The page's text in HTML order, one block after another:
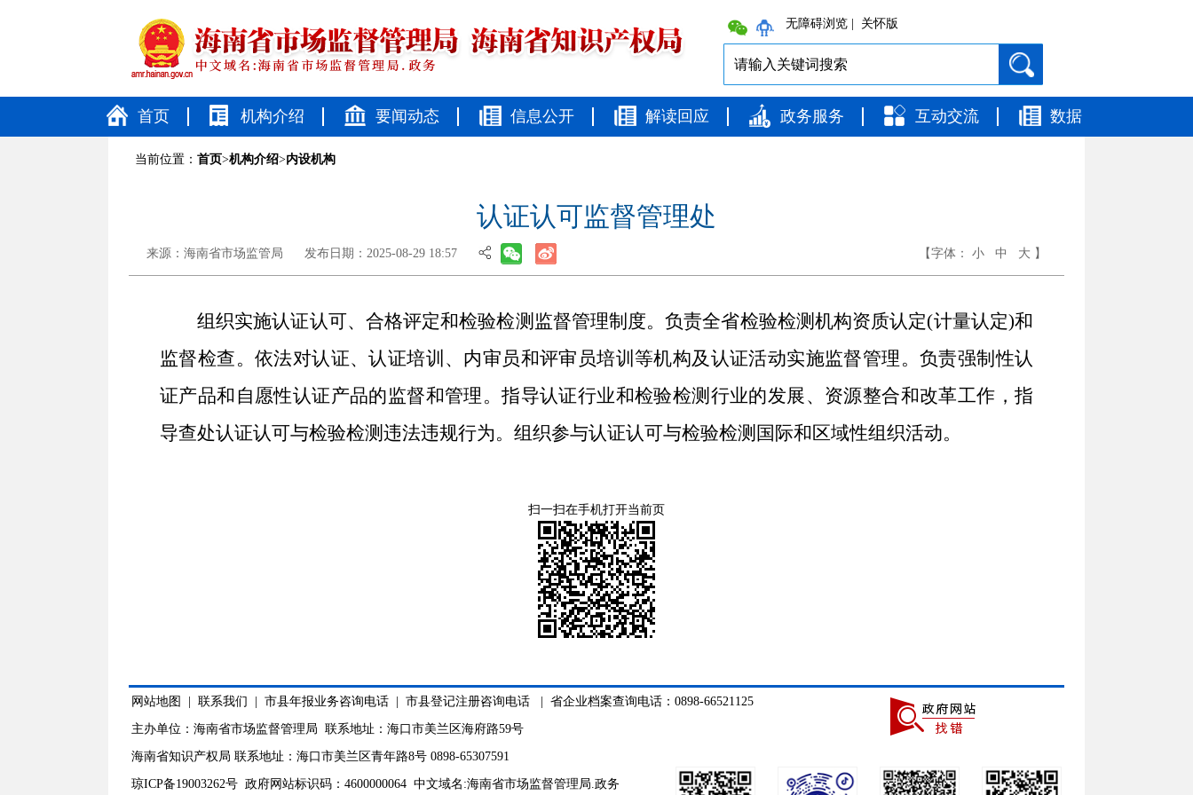
无障碍浏览 | 关怀版
首页 机构介绍 要闻动态 信息公开 解读回应 政务服务 互动交流 数据
当前位置： 首页>机构介绍>内设机构
认证认可监督管理处
来源： 海南省市场监管局 发布日期：2025-08-29 18:57 【字体： 小 中 大 】
组织实施认证认可、合格评定和检验检测监督管理制度。负责全省检验检测机构资质认定(计量认定)和
监督检查。依法对认证、认证培训、内审员和评审员培训等机构及认证活动实施监督管理。负责强制性认
证产品和自愿性认证产品的监督和管理。指导认证行业和检验检测行业的发展、资源整合和改革工作，指
导查处认证认可与检验检测违法违规行为。组织参与认证认可与检验检测国际和区域性组织活动。
扫一扫在手机打开当前页
网站地图 联系我们 市县年报业务咨询电话 市县登记注册咨询电话 | 省企业档案查询电话：0898-66521125
主办单位：海南省市场监督管理局 联系地址：海口市美兰区海府路59号
海南省知识产权局 联系地址：海口市美兰区青年路8号 0898-65307591
琼ICP备19003262号 政府网站标识码：4600000064 中文域名:海南省市场监督管理局.政务